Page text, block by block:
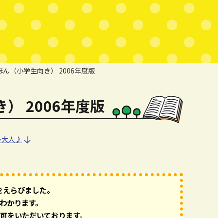
（小学生向き） 2006年度版
） 2006年度版
大人♪
大人♪
らびました。
ります。
いただいております。